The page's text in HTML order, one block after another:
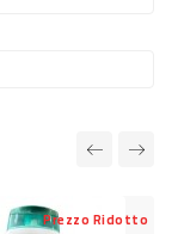
Prezzo Ridotto